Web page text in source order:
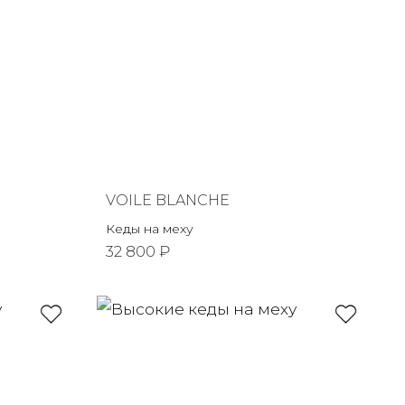
VOILE BLANCHE
Кеды на меху
32 800 ₽